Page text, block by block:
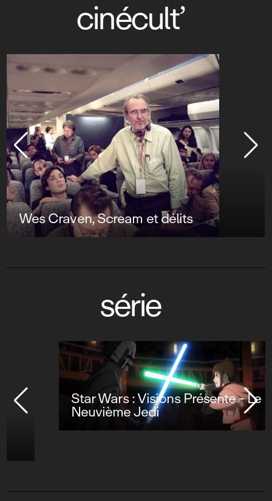
cinécult’
Wes Craven, Scream et délits
série
Star Wars : Visions Présente - Le
Neuvième Jedi